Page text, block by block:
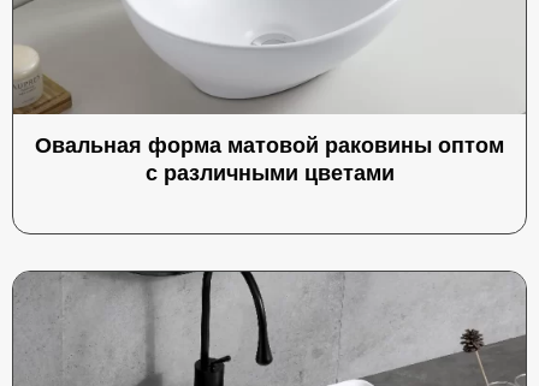
Овальная форма матовой раковины оптом
с различными цветами